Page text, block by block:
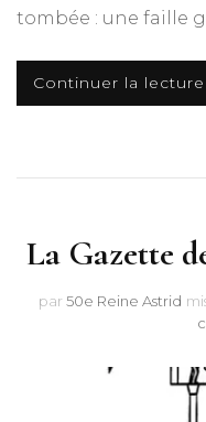
tombée : une faille
Continuer la lecture
La Gazette
par 50e Reine Astrid